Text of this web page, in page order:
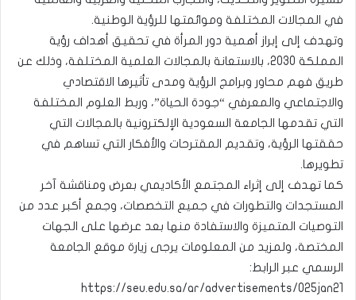
في المجالات المختلفة وموائمتها للرؤية الوطنية.
وتهدف إلى إبراز أهمية دور المرأة في تحقيق أهداف رؤية
المملكة 2030، بالاستعانة بالمجالات العلمية المختلفة، وذلك عن
طريق فهم محاور وبرامج الرؤية ومدى تأثيرها الاقتصادي
والاجتماعي والمعرفي “جودة الحياة”، وربط العلوم المختلفة
التي تقدمها الجامعة السعودية الإلكترونية بالمجالات التي
حققتها الرؤية، وتقديم المقترحات والأفكار التي تساهم في
تطويرها.
كما تهدف إلى إثراء المجتمع الأكاديمي بعرض ومناقشة آخر
المستجدات والتطورات في جميع التخصصات، وجمع أكبر عدد من
التوصيات المتميزة والاستفادة منها بعد عرضها على الجهات
المختصة، ولمزيد من المعلومات يرجى زيارة موقع الجامعة
الرسمي عبر الرابط:
https://seu.edu.sa/ar/advertisements/025jan21